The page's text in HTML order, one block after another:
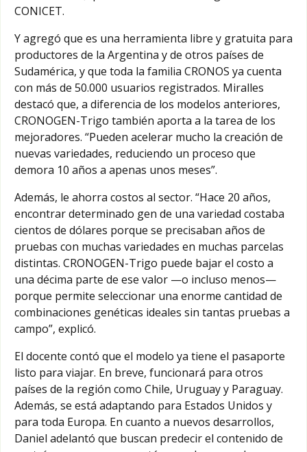
CONICET.
Y agregó que es una herramienta libre y gratuita para
productores de la Argentina y de otros países de
Sudamérica, y que toda la familia CRONOS ya cuenta
con más de 50.000 usuarios registrados. Miralles
destacó que, a diferencia de los modelos anteriores,
CRONOGEN-Trigo también aporta a la tarea de los
mejoradores. “Pueden acelerar mucho la creación de
nuevas variedades, reduciendo un proceso que
demora 10 años a apenas unos meses”.
Además, le ahorra costos al sector. “Hace 20 años,
encontrar determinado gen de una variedad costaba
cientos de dólares porque se precisaban años de
pruebas con muchas variedades en muchas parcelas
distintas. CRONOGEN-Trigo puede bajar el costo a
una décima parte de ese valor —o incluso menos—
porque permite seleccionar una enorme cantidad de
combinaciones genéticas ideales sin tantas pruebas a
campo”, explicó.
El docente contó que el modelo ya tiene el pasaporte
listo para viajar. En breve, funcionará para otros
países de la región como Chile, Uruguay y Paraguay.
Además, se está adaptando para Estados Unidos y
para toda Europa. En cuanto a nuevos desarrollos,
Daniel adelantó que buscan predecir el contenido de